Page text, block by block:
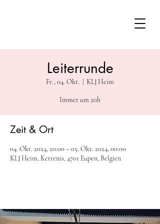
Leiterrunde
Fr., 04. Okt. KLJ Heim
Immer um 20h
Zeit & Ort
04. Okt. 2024, 20:00 – 05. Okt. 2024, 00:00
KLJ Heim, Kettenis, 4701 Eupen, Belgien